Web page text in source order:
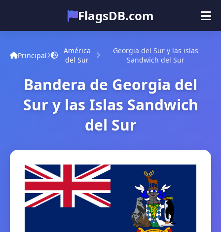
FlagsDB.com
Principal
Cuestionario
Principal
América
del Sur
Georgia del Sur y las islas
Sandwich del Sur
Bandera de Georgia del
Sur y las Islas Sandwich
del Sur